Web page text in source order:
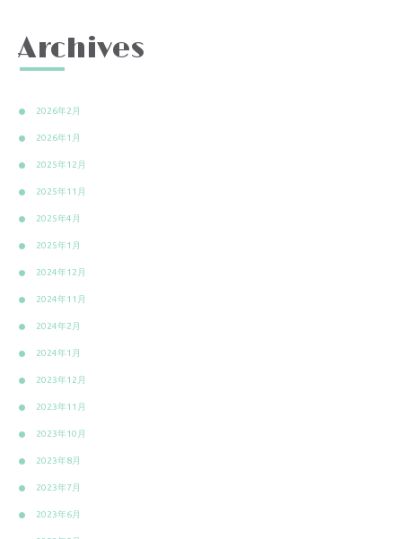
Archives
2026年2月
2026年1月
2025年12月
2025年11月
2025年4月
2025年1月
2024年12月
2024年11月
2024年2月
2024年1月
2023年12月
2023年11月
2023年10月
2023年8月
2023年7月
2023年6月